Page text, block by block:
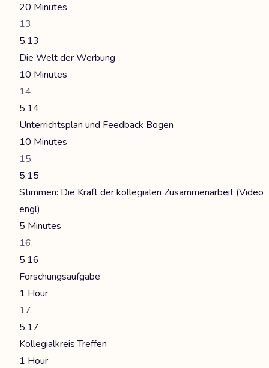
20 Minutes
5.13
Die Welt der Werbung
10 Minutes
5.14
Unterrichtsplan und Feedback Bogen
10 Minutes
5.15
Stimmen: Die Kraft der kollegialen Zusammenarbeit (Video
engl)
5 Minutes
5.16
Forschungsaufgabe
1 Hour
5.17
Kollegialkreis Treffen
1 Hour